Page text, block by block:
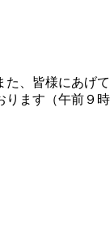
、皆様にあげ
ます（午前９